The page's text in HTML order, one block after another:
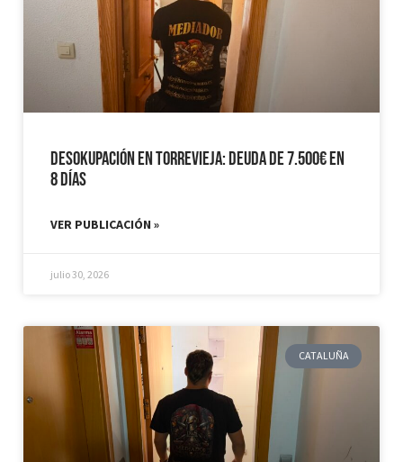
Desokupación en Torrevieja: Deuda de 7.500€ en
8 días
VER PUBLICACIÓN »
julio 30, 2026
CATALUÑA